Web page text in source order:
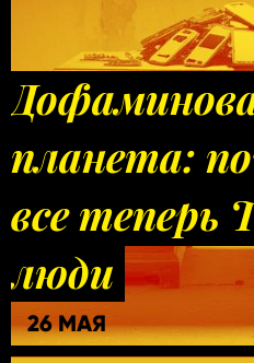
планета:
все теперь
люди
26 МАЯ